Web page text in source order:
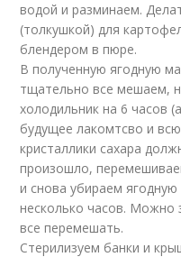
водой и разминаем.
(толкушкой) для
блендером в пюре.
В полученную ягодную
тщательно все мешаем,
холодильник на 6 часов
будущее лакомтсво и
кристаллики сахара
произошло,
и снова убираем
несколько часов. Можно
все перемешать.
Стерилизуем банки и